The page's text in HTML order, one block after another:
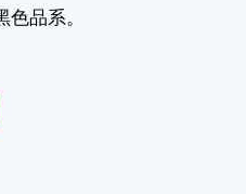
品系。